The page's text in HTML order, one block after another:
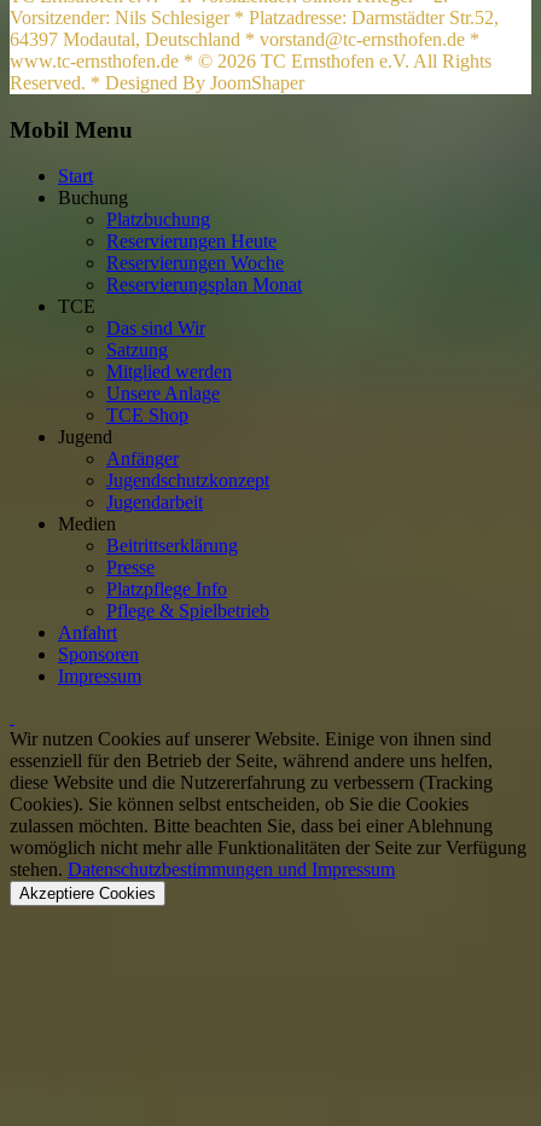
Vorsitzender: Nils Schlesiger * Platzadresse: Darmstädter Str.52,
64397 Modautal, Deutschland * vorstand@tc-ernsthofen.de *
www.tc-ernsthofen.de * © 2026 TC Ernsthofen e.V. All Rights
Reserved. * Designed By JoomShaper
Mobil Menu
Start
Buchung
Platzbuchung
Reservierungen Heute
Reservierungen Woche
Reservierungsplan Monat
TCE
Das sind Wir
Satzung
Mitglied werden
Unsere Anlage
TCE Shop
Jugend
Anfänger
Jugendschutzkonzept
Jugendarbeit
Medien
Beitrittserklärung
Presse
Platzpflege Info
Pflege & Spielbetrieb
Anfahrt
Sponsoren
Impressum
Wir nutzen Cookies auf unserer Website. Einige von ihnen sind
essenziell für den Betrieb der Seite, während andere uns helfen,
diese Website und die Nutzererfahrung zu verbessern (Tracking
Cookies). Sie können selbst entscheiden, ob Sie die Cookies
zulassen möchten. Bitte beachten Sie, dass bei einer Ablehnung
womöglich nicht mehr alle Funktionalitäten der Seite zur Verfügung
stehen. Datenschutzbestimmungen und Impressum
Akzeptiere Cookies